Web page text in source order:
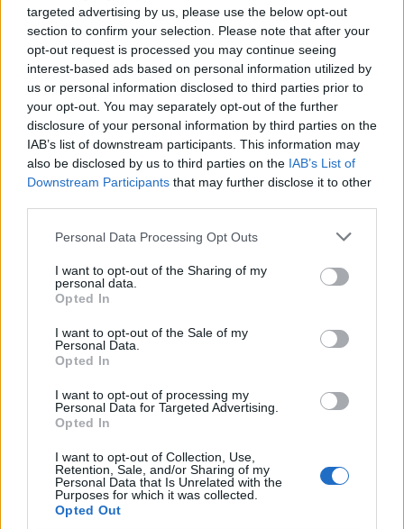
targeted advertising by us, please use the below opt-out
section to confirm your selection. Please note that after your
opt-out request is processed you may continue seeing
interest-based ads based on personal information utilized by
us or personal information disclosed to third parties prior to
your opt-out. You may separately opt-out of the further
disclosure of your personal information by third parties on the
IAB’s list of downstream participants. This information may
also be disclosed by us to third parties on the IAB’s List of
Downstream Participants that may further disclose it to other
Please note that this website/app uses one or more Google
not limited to your visit or usage behaviour. You may click to
grant or deny consent to Google and its third-party tags to
use your data for below specified purposes in below Google
consent section.
Personal Data Processing Opt Outs
I want to opt-out of the Sharing of my
personal data.
Opted In
I want to opt-out of the Sale of my
Personal Data.
Opted In
I want to opt-out of processing my
Personal Data for Targeted Advertising.
Opted In
I want to opt-out of Collection, Use,
Retention, Sale, and/or Sharing of my
Personal Data that Is Unrelated with the
Purposes for which it was collected.
Opted Out
Análisis de la crisis migratoria en Ceuta y
las críticas internacionales a Pedro
Sánchez
La crisis migratoria en Ceuta ha generado fuertes…
POLÍTICA
El impacto de la iniciativa de Gabriel